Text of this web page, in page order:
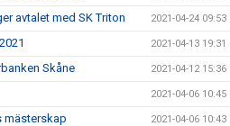
avtalet med SK Triton 2021-04-24 09:53
2021-04-13 19:31
Skåne 2021-04-12 15:36
2021-04-06 10:45
mästerskap 2021-04-06 10:43